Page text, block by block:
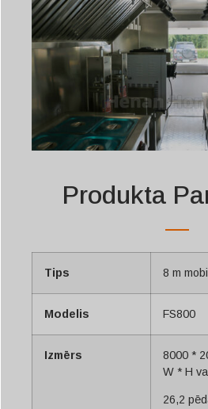
Produkta
Tips 8 m
Modelis FS800
Izmērs
8000 *
W * H
26,2